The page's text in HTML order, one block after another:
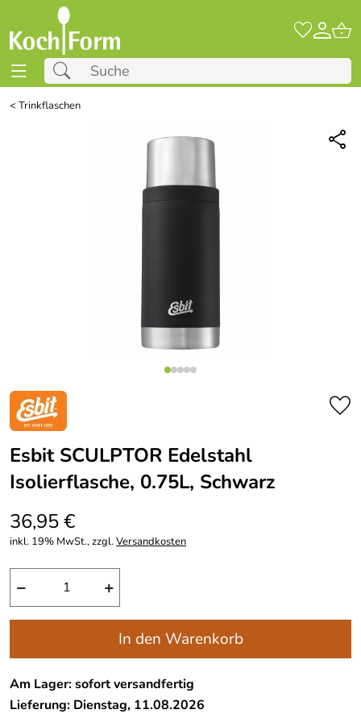
<Trinkflaschen
Esbit SCULPTOR Edelstahl
Isolierflasche, 0.75L, Schwarz
36,95 €
inkl. 19% MwSt., zzgl.Versandkosten
− +
In den Warenkorb
Am Lager: sofort versandfertig
Lieferung: Dienstag, 11.08.2026